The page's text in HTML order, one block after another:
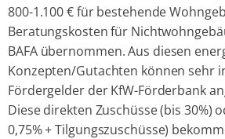
800-1.100 € für bestehende
Beratungskosten für
BAFA übernommen. Aus diesen
Konzepten/Gutachten können sehr
Fördergelder der KfW-Förderbank
Diese direkten Zuschüsse (bis 30%)
0,75% + Tilgungszuschüsse)